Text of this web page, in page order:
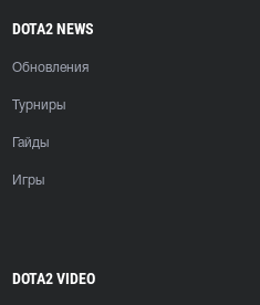
DOTA2 NEWS
Обновления
Турниры
Гайды
Игры
DOTA2 VIDEO